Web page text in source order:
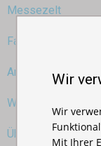
Messezelt
Faltbarer Pavillon
Angelzelte
Werbestand für
Überdachung für
Wir
Wir
Mit Ihrer